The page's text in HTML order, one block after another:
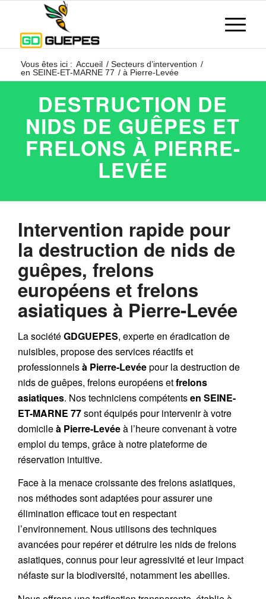
Vous êtes ici : Accueil / Secteurs d’intervention /
en SEINE-ET-MARNE 77 / à Pierre-Levée
DESTRUCTION DE
NIDS DE GUÊPES ET
FRELONS À PIERRE-
LEVÉE
Intervention rapide pour
la destruction de nids de
guêpes, frelons
européens et frelons
asiatiques à Pierre-Levée
La sociétéGDGUEPES, experte en éradication de
nuisibles, propose des services réactifs et
professionnelsà Pierre-Levéepour la destruction de
nids de guêpes, frelons européensetfrelons
asiatiques. Nos techniciens compétentsen SEINE-
ET-MARNE 77sont équipés pour intervenir à votre
domicileà Pierre-Levéeà l’heure convenant à votre
emploi du temps, grâce à notre plateforme de
réservation intuitive.
Face à la menace croissante des frelons asiatiques,
nos méthodes sont adaptées pour assurer une
élimination efficace tout en respectant
l’environnement. Nous utilisons des techniques
avancées pour repérer et détruire les nids defrelons
asiatiques, connus pour leur agressivité et leur impact
néfaste sur la biodiversité, notamment les abeilles.